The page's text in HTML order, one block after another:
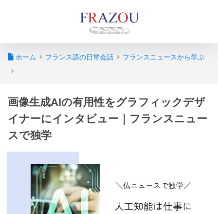
ホーム フランス語の日常会話 フランスニュースから学ぶ
画像生成AIの有用性をグラフィックデザ
イナーにインタビュー｜フランスニュー
スで独学